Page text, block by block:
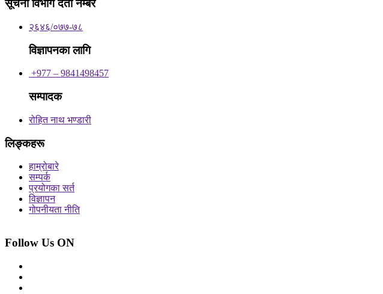
सूचना विभाग दर्ता नम्बर
२६४६/०७७-७८
विज्ञापनका लागि
+977 – 9841498457
सम्पादक
रोहित नाथ भण्डारी
लिङ्कहरू
हाम्रोबारे
सम्पर्क
प्रयोगका सर्त
विज्ञापन
गोपनीयता नीति
Follow Us ON